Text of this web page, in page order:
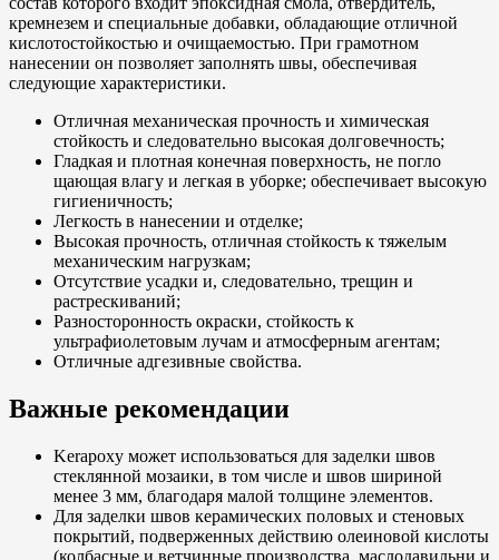
кремнезем и специальные добавки, обладающие отличной
кислотостойкостью и очищаемостью. При грамотном
нанесении он позволяет заполнять швы, обеспечивая
следующие характеристики.
Отличная механическая прочность и химическая
стойкость и следовательно высокая долговечность;
Гладкая и плотная конечная поверхность, не погло
щающая влагу и легкая в уборке; обеспечивает высокую
гигиеничность;
Легкость в нанесении и отделке;
Высокая прочность, отличная стойкость к тяжелым
механическим нагрузкам;
Отсутствие усадки и, следовательно, трещин и
растрескиваний;
Разносторонность окраски, стойкость к
ультрафиолетовым лучам и атмосферным агентам;
Отличные адгезивные свойства.
Важные рекомендации
Kerapoxy может использоваться для заделки швов
стеклянной мозаики, в том числе и швов шириной
менее 3 мм, благодаря малой толщине элементов.
Для заделки швов керамических половых и стеновых
покрытий, подверженных действию олеиновой кислоты
(колбасные и ветчинные производства, маслодавильни и